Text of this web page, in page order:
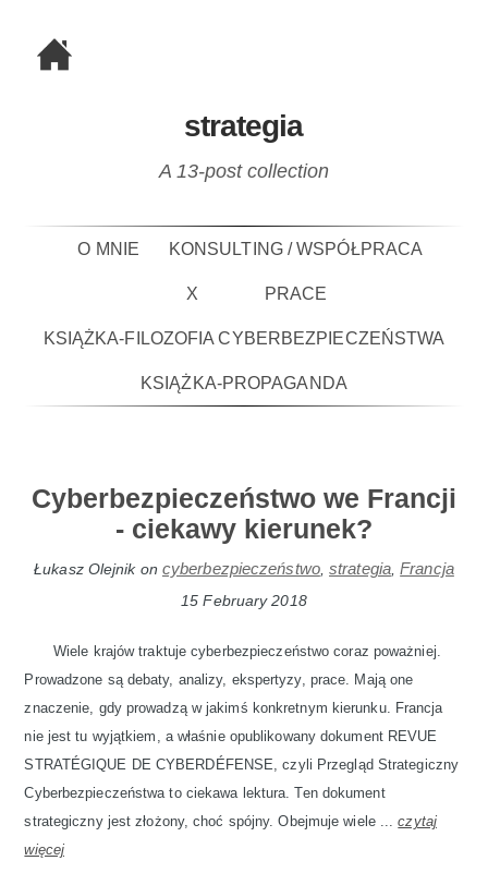
strategia
A 13-post collection
O MNIE KONSULTING / WSPÓŁPRACA
X PRACE
KSIĄŻKA-FILOZOFIA CYBERBEZPIECZEŃSTWA
KSIĄŻKA-PROPAGANDA
Cyberbezpieczeństwo we Francji
- ciekawy kierunek?
Łukasz Olejnikon cyberbezpieczeństwo,strategia,Francja
15 February 2018
Wiele krajów traktuje cyberbezpieczeństwo coraz poważniej.
Prowadzone są debaty, analizy, ekspertyzy, prace. Mają one
znaczenie, gdy prowadzą w jakimś konkretnym kierunku. Francja
nie jest tu wyjątkiem, a właśnie opublikowany dokument REVUE
STRATÉGIQUE DE CYBERDÉFENSE, czyli Przegląd Strategiczny
Cyberbezpieczeństwa to ciekawa lektura. Ten dokument
strategiczny jest złożony, choć spójny. Obejmuje wiele ...czytaj
więcej